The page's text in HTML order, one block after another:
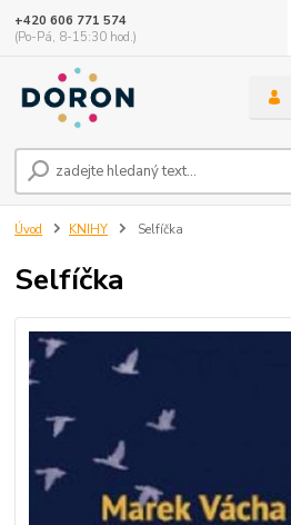
+420 606 771 574
(Po-Pá, 8-15:30 hod.)
Úvod KNIHY Selfíčka
Selfíčka